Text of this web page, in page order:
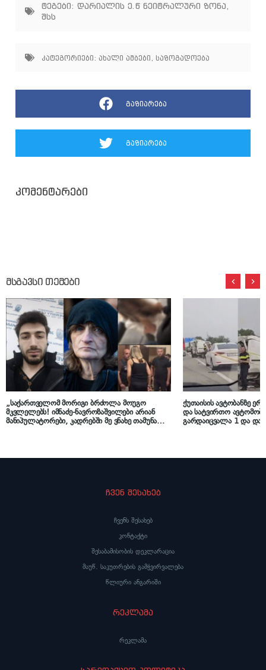
ტეგები: დარიალის ე.წ ნეიტრალური ზონა,
შსს
კატეგორიები: ახალი ამბები საზოგადოება
გაზიარება
გაზიარება
კომენტარები
მსგავსი თემები
„საქართველომ მორიგი ბრძოლა მოუგო
მკვლელებს! იმნაძე-ნავროზაშვილები არიან
მანიპულატორები, კადრებში მე ვნახე თამუნა
ქუთაისის ავტობანზე
და სატვირთო
გარდაიცვალა 1 და
ჩვენ შესახებ
ჩვენს შესახებ
კონტაქტი
შესაბამისობის დეკლარაცია
მაუწ. საკუთრების გამჭვირვალება
წლიური ანგარიში
რეკლამა
რეკლამა